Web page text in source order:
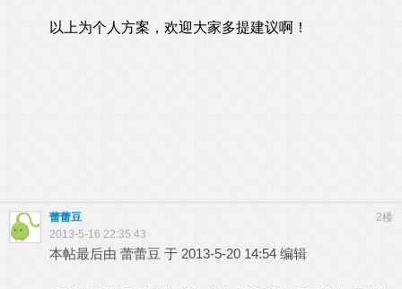
以上为个人方案，欢迎大家多提建议啊！
2楼
蕾蕾豆
2013-5-16 22:35:43
本帖最后由 蕾蕾豆 于 2013-5-20 14:54 编辑